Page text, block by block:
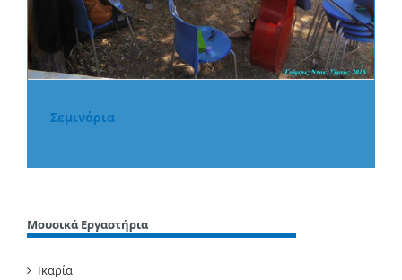
Σεμινάρια
Μουσικά Εργαστήρια
Ικαρία